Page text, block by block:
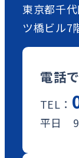
東京都千
ツ橋ビル7
電話
TEL：
平日